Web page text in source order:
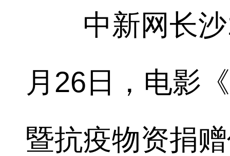
中新网长沙1
月26日，电影
暨抗疫物资捐